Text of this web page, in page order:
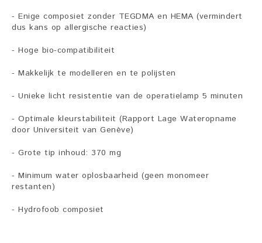
- Enige composiet zonder TEGDMA en HEMA (vermindert
dus kans op allergische reacties)
- Hoge bio-compatibiliteit
- Makkelijk te modelleren en te polijsten
- Unieke licht resistentie van de operatielamp 5 minuten
- Optimale kleurstabiliteit (Rapport Lage Wateropname
door Universiteit van Genève)
- Grote tip inhoud: 370 mg
- Minimum water oplosbaarheid (geen monomeer
restanten)
- Hydrofoob composiet